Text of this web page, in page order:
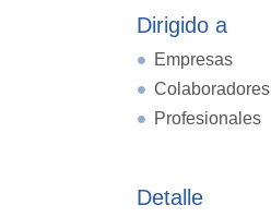
Dirigido a
Empresas
Colaboradores
Profesionales
Detalle